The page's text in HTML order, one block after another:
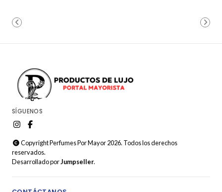
SÍGUENOS
Copyright Perfumes Por Mayor 2026. Todos los derechos
reservados.
Desarrollado porJumpseller.